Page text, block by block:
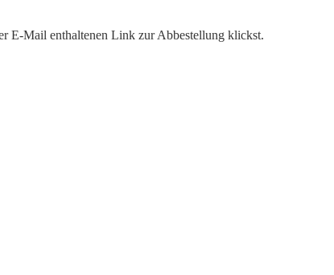
E-Mail enthaltenen Link zur Abbestellung klickst.